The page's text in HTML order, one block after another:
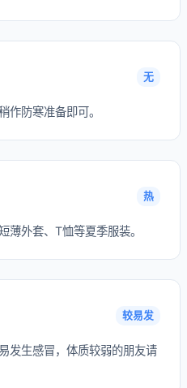
无
作防寒准备即可。
热
薄外套、T恤等夏季服装。
较易发
发生感冒，体质较弱的朋友请